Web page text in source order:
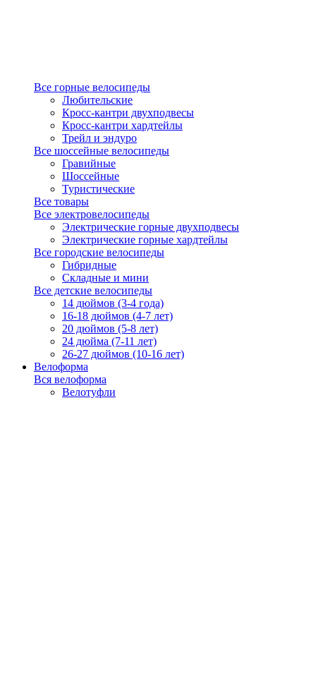
Все горные велосипеды
Любительские
Кросс-кантри двухподвесы
Кросс-кантри хардтейлы
Трейл и эндуро
Все шоссейные велосипеды
Гравийные
Шоссейные
Туристические
Все товары
Все электровелосипеды
Электрические горные двухподвесы
Электрические горные хардтейлы
Все городские велосипеды
Гибридные
Складные и мини
Все детские велосипеды
14 дюймов (3-4 года)
16-18 дюймов (4-7 лет)
20 дюймов (5-8 лет)
24 дюйма (7-11 лет)
26-27 дюймов (10-16 лет)
Велоформа
Вся велоформа
Велотуфли